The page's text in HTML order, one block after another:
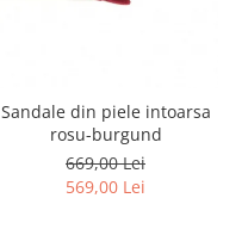
Sandale din piele intoarsa
rosu-burgund
669,00 Lei
569,00 Lei